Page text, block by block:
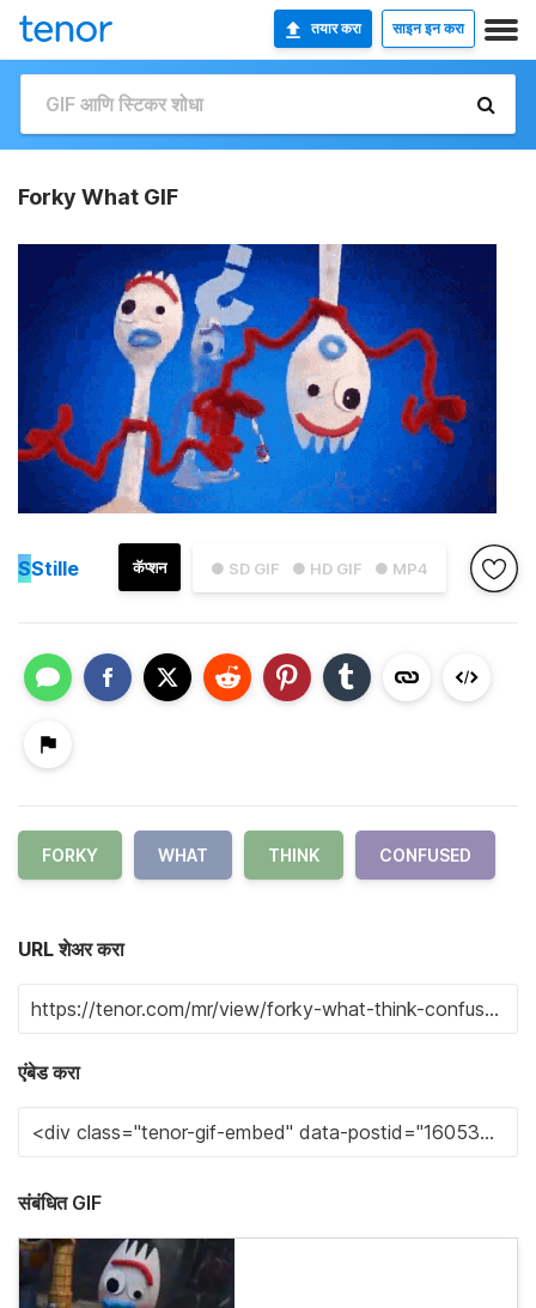
तयार करा साइन इन करा
Forky What GIF
● SD GIF ● HD GIF ● MP4
कॅप्शन
SStille
FORKY WHAT THINK CONFUSED
URL शेअर करा
एंबेड करा
संबंधित GIF